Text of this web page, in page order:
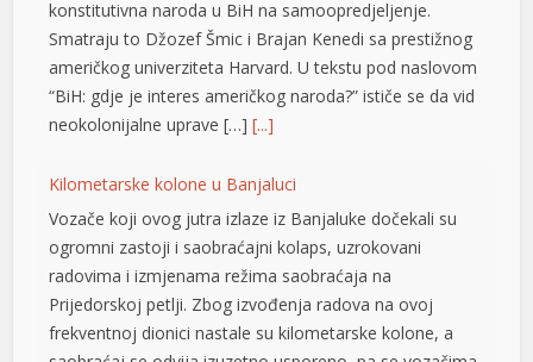
konstitutivna naroda u BiH na samoopredjeljenje.
Smatraju to Džozef Šmic i Brajan Kenedi sa prestižnog
američkog univerziteta Harvard. U tekstu pod naslovom
“BiH: gdje je interes američkog naroda?” ističe se da vid
neokolonijalne uprave […][...]
Kilometarske kolone u Banjaluci
Vozače koji ovog jutra izlaze iz Banjaluke dočekali su
ogromni zastoji i saobraćajni kolaps, uzrokovani
radovima i izmjenama režima saobraćaja na
Prijedorskoj petlji. Zbog izvođenja radova na ovoj
frekventnoj dionici nastale su kilometarske kolone, a